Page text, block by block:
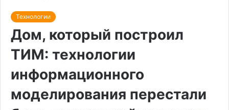
Технологии
Дом, который построил
ТИМ: технологии
информационного
моделирования перестали